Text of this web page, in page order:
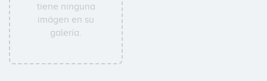
tiene ninguna
imágen en su
galería.